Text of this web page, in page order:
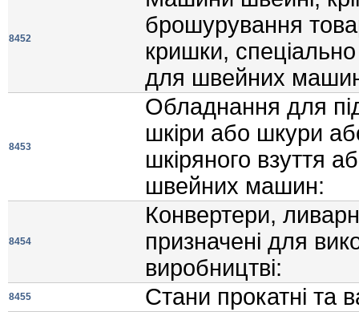
8452
брошурування
кришки,
для швейних
8453
Обладнання для
шкiри або шкури
шкiряного взуття
швейних машин:
8454
Конвертери,
призначенi для
виробництвi:
8455 Стани прокатнi та